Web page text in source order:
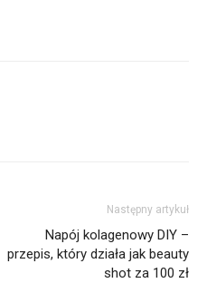
Następny artykuł
Napój kolagenowy DIY –
przepis, który działa jak beauty
shot za 100 zł